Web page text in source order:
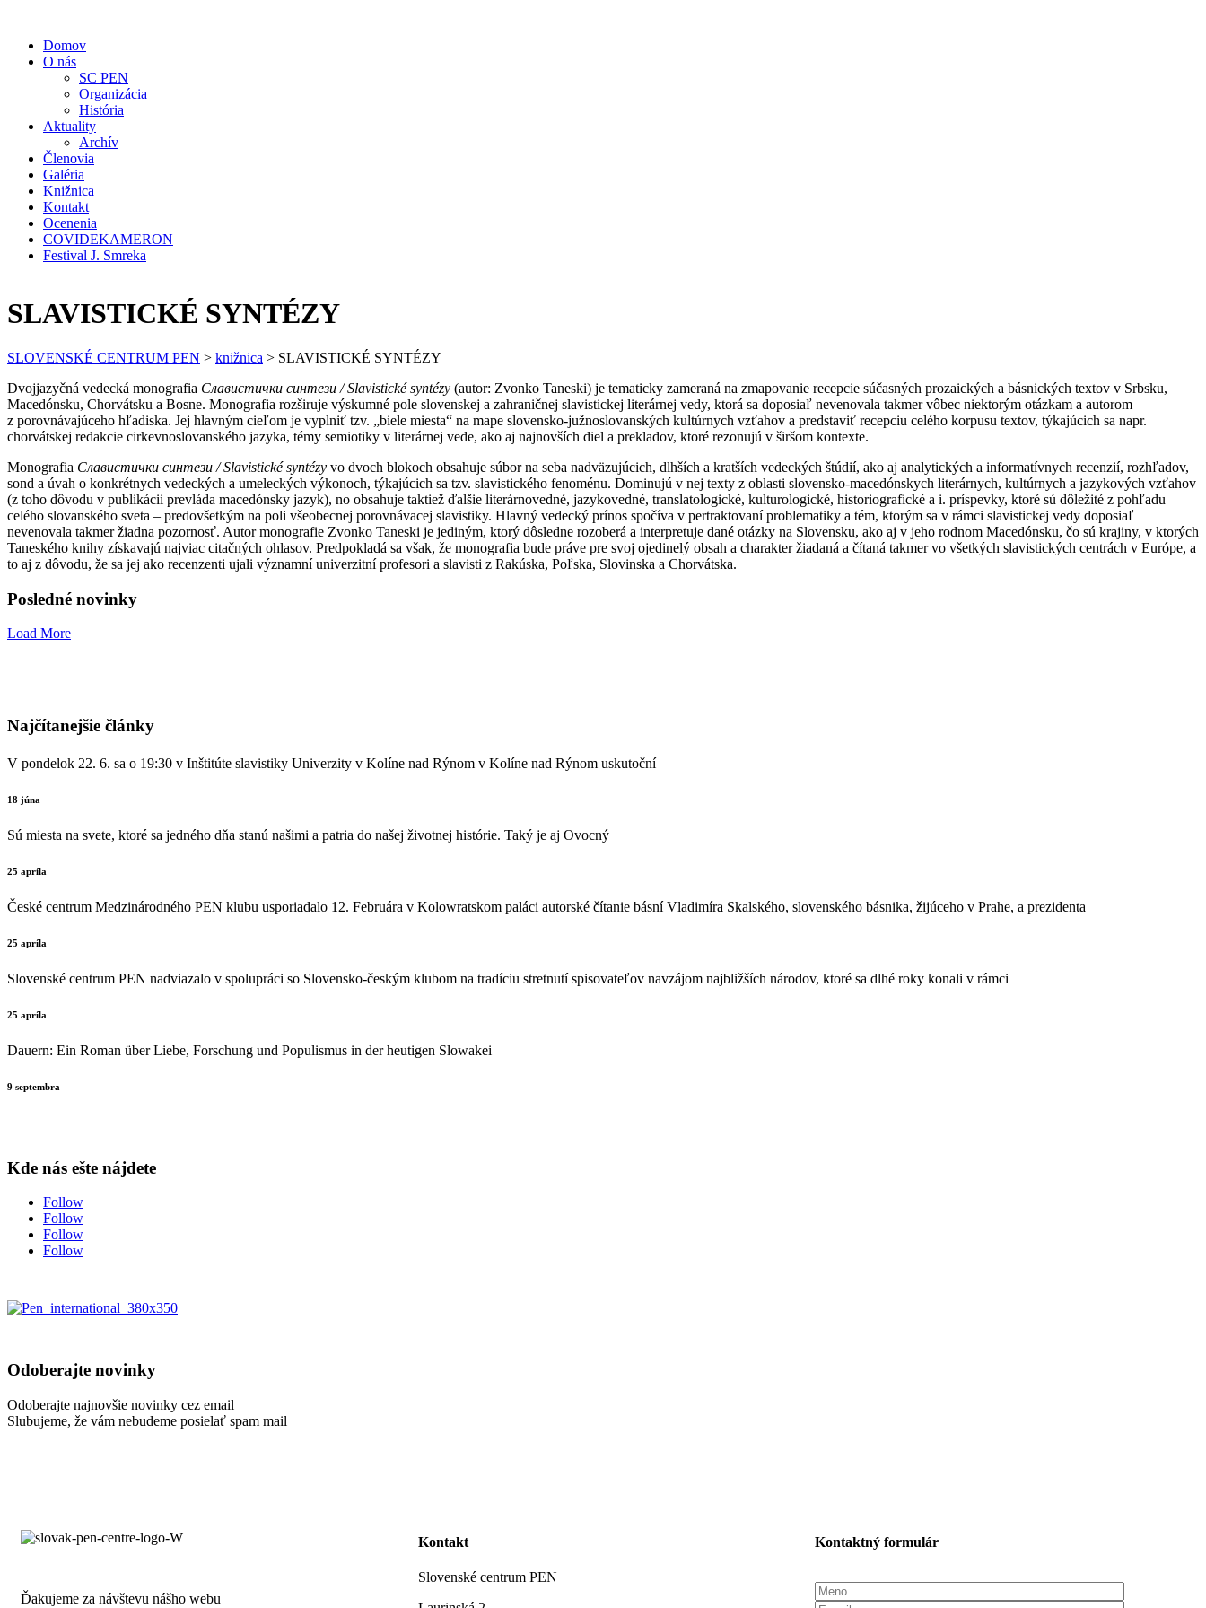
Domov
O nás
SC PEN
Organizácia
História
Aktuality
Archív
Členovia
Galéria
Knižnica
Kontakt
Ocenenia
COVIDEKAMERON
Festival J. Smreka
SLAVISTICKÉ SYNTÉZY
SLOVENSKÉ CENTRUM PEN > knižnica > SLAVISTICKÉ SYNTÉZY
Dvojjazyčná vedecká monografia Славистички синтези /Slavistické syntézy (autor: Zvonko Taneski) je tematicky zameraná na zmapovanie recepcie súčasných prozaických a básnických textov v Srbsku,
Macedónsku, Chorvátsku a Bosne. Monografia rozširuje výskumné pole slovenskej a zahraničnej slavistickej literárnej vedy, ktorá sa doposiaľ nevenovala takmer vôbec niektorým otázkam a autorom
z porovnávajúceho hľadiska. Jej hlavným cieľom je vyplniť tzv. „biele miesta“ na mape slovensko-južnoslovanských kultúrnych vzťahov a predstaviť recepciu celého korpusu textov, týkajúcich sa napr.
chorvátskej redakcie cirkevnoslovanského jazyka, témy semiotiky v literárnej vede, ako aj najnovších diel a prekladov, ktoré rezonujú v širšom kontexte.
Monografia Славистички синтези /Slavistické syntézy vo dvoch blokoch obsahuje súbor na seba nadväzujúcich, dlhších a kratších vedeckých štúdií, ako aj analytických a informatívnych recenzií, rozhľadov,
sond a úvah o konkrétnych vedeckých a umeleckých výkonoch, týkajúcich sa tzv. slavistického fenoménu. Dominujú v nej texty z oblasti slovensko-macedónskych literárnych, kultúrnych a jazykových vzťahov
(z toho dôvodu v publikácii prevláda macedónsky jazyk), no obsahuje taktiež ďalšie literárnovedné, jazykovedné, translatologické, kulturologické, historiografické a i. príspevky, ktoré sú dôležité z pohľadu
celého slovanského sveta – predovšetkým na poli všeobecnej porovnávacej slavistiky. Hlavný vedecký prínos spočíva v pertraktovaní problematiky a tém, ktorým sa v rámci slavistickej vedy doposiaľ
nevenovala takmer žiadna pozornosť. Autor monografie Zvonko Taneski je jediným, ktorý dôsledne rozoberá a interpretuje dané otázky na Slovensku, ako aj v jeho rodnom Macedónsku, čo sú krajiny, v ktorých
Taneského knihy získavajú najviac citačných ohlasov. Predpokladá sa však, že monografia bude práve pre svoj ojedinelý obsah a charakter žiadaná a čítaná takmer vo všetkých slavistických centrách v Európe, a
to aj z dôvodu, že sa jej ako recenzenti ujali významní univerzitní profesori a slavisti z Rakúska, Poľska, Slovinska a Chorvátska.
Posledné novinky
Load More
Najčítanejšie články
V pondelok 22. 6. sa o 19:30 v Inštitúte slavistiky Univerzity v Kolíne nad Rýnom v Kolíne nad Rýnom uskutoční
18 júna
Sú miesta na svete, ktoré sa jedného dňa stanú našimi a patria do našej životnej histórie. Taký je aj Ovocný
25 apríla
České centrum Medzinárodného PEN klubu usporiadalo 12. Februára v Kolowratskom paláci autorské čítanie básní Vladimíra Skalského, slovenského básnika, žijúceho v Prahe, a prezidenta
25 apríla
Slovenské centrum PEN nadviazalo v spolupráci so Slovensko-českým klubom na tradíciu stretnutí spisovateľov navzájom najbližších národov, ktoré sa dlhé roky konali v rámci
25 apríla
Dauern: Ein Roman über Liebe, Forschung und Populismus in der heutigen Slowakei
9 septembra
Kde nás ešte nájdete
Follow
Follow
Follow
Follow
Odoberajte novinky
Odoberajte najnovšie novinky cez email
Slubujeme, že vám nebudeme posielať spam mail
Ďakujeme za návštevu nášho webu
Kontakt
Slovenské centrum PEN
Kontaktný formulár